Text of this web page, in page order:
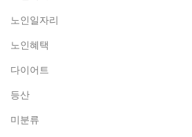
노인일자리
노인혜택
다이어트
등산
미분류